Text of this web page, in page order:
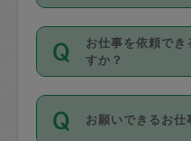
ル登録時にはご
丈夫です。
デビットカード
リカ、au
銀行振込や現金
ポット」よりお
す。
定期の最低利用
りに、一定数を
交通費は依頼料
料金のご請求と
ます。交通費の
お仕事を依頼でき
すか？
時間帯は3種類
たり３時間です
お願いできるお仕